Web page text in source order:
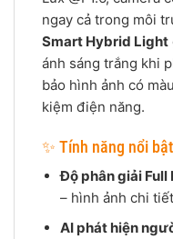
ngay cả trong môi
Smart Hybrid Light
ánh sáng trắng khi
bảo hình ảnh có
kiệm điện năng.
✨ Tính năng nổi bật
Độ phân giải Full
– hình ảnh chi
AI phát hiện